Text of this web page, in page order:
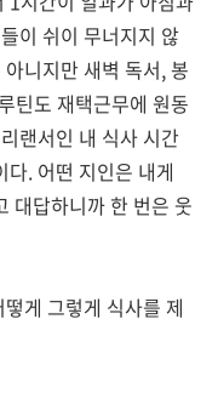
이 쉬이 무너지지 않
니지만 새벽 독서, 봉
틴도 재택근무에 원동
랜서인 내 식사 시간
. 어떤 지인은 내게
대답하니까 한 번은 웃
게 그렇게 식사를 제